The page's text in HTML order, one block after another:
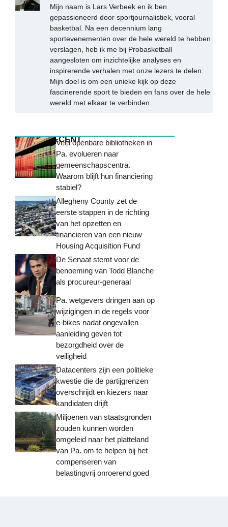
Mijn naam is Lars Verbeek en ik ben
gepassioneerd door sportjournalistiek, vooral
basketbal. Na een decennium lang
sportevenementen over de hele wereld te hebben
verslagen, heb ik me bij Probasketball
aangesloten om inzichtelijke analyses en
inspirerende verhalen met onze lezers te delen.
Mijn doel is om een unieke kijk op deze
fascinerende sport te bieden en fans over de hele
wereld met elkaar te verbinden.
MEEST RECENTVeel openbare bibliotheken in
Pa. evolueren naar
gemeenschapscentra.
Waarom blijft hun financiering
stabiel?
Allegheny County zet de
eerste stappen in de richting
van het opzetten en
financieren van een nieuw
Housing Acquisition Fund
De Senaat stemt voor de
benoeming van Todd Blanche
als procureur-generaal
Pa. wetgevers dringen aan op
wijzigingen in de regels voor
e-bikes nadat ongevallen
aanleiding geven tot
bezorgdheid over de
veiligheid
Datacenters zijn een politieke
kwestie die de partijgrenzen
overschrijdt en kiezers naar
kandidaten drijft
Miljoenen van staatsgronden
zouden kunnen worden
omgeleid naar het platteland
van Pa. om te helpen bij het
compenseren van
belastingvrij onroerend goed